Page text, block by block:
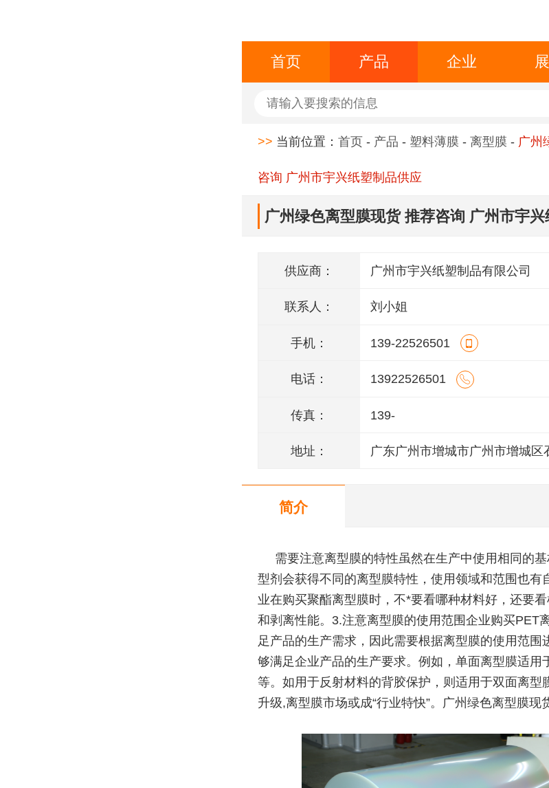
首页 产品 企业
>> 当前位置： 首页 - 产品 - 塑料薄膜 - 离型膜 - 广州
咨询 广州市宇兴纸塑制品供应
广州绿色离型膜现货 推荐咨询 广州市宇
供应商： 广州市宇兴纸塑制品有限公司
联系人： 刘小姐
手机： 139-22526501
电话： 13922526501
传真： 139-
地址： 广东广州市增城市广州市增城区
简介
需要注意离型膜的特性虽然在生产中使用相同的
型剂会获得不同的离型膜特性，使用领域和范围也有
业在购买聚酯离型膜时，不*要看哪种材料好，还要
和剥离性能。3.注意离型膜的使用范围企业购买PET
足产品的生产需求，因此需要根据离型膜的使用范围
够满足企业产品的生产要求。例如，单面离型膜适用
等。如用于反射材料的背胶保护，则适用于双面离型
升级,离型膜市场或成“行业特快”。广州绿色离型膜现